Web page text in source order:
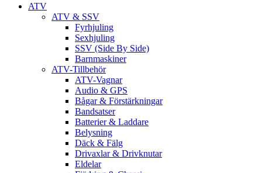
ATV
ATV & SSV
Fyrhjuling
Sexhjuling
SSV (Side By Side)
Barnmaskiner
ATV-Tillbehör
ATV-Vagnar
Audio & GPS
Bågar & Förstärkningar
Bandsatser
Batterier & Laddare
Belysning
Däck & Fälg
Drivaxlar & Drivknutar
Eldelar